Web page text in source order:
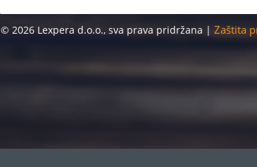
© 2026 Lexpera d.o.o., sva prava pridržana | Zaštita